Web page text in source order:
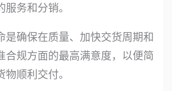
务和分销。
是确保在质量、加快交货周期和
合规方面的最高满意度，以便简
顺利交付。